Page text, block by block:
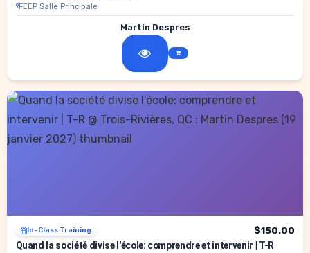
FEEP Salle Principale
Martin Despres
In-Class Training
$150.00
Quand la société divise l'école: comprendre et intervenir | T-R